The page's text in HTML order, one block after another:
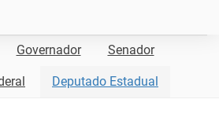
Governador Senador
Deputado Estadual